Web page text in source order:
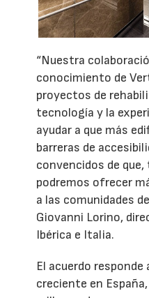
“Nuestra
conocimiento de
proyectos de
tecnología y la
ayudar a que más
barreras de
convencidos de
podremos ofrecer
a las comunidades
Giovanni Lorino,
Ibérica e Italia.
El acuerdo responde
creciente en